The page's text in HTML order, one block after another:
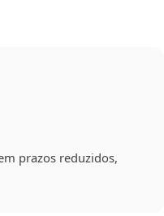
prazos reduzidos,